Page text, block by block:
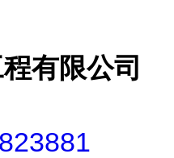
有限公司